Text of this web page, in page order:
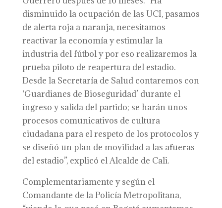
disminuido la ocupación de las UCI, pasamos
de alerta roja a naranja, necesitamos
reactivar la economía y estimular la
industria del fútbol y por eso realizaremos la
prueba piloto de reapertura del estadio.
Desde la Secretaría de Salud contaremos con
‘Guardianes de Bioseguridad’ durante el
ingreso y salida del partido; se harán unos
procesos comunicativos de cultura
ciudadana para el respeto de los protocolos y
se diseñó un plan de movilidad a las afueras
del estadio”, explicó el Alcalde de Cali.
Complementariamente y según el
Comandante de la Policía Metropolitana,